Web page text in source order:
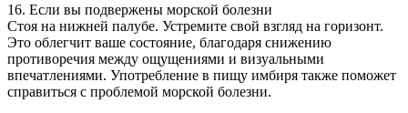
16. Если вы подвержены морской болезни
Стоя на нижней палубе. Устремите свой взгляд на горизонт.
Это облегчит ваше состояние, благодаря снижению
противоречия между ощущениями и визуальными
впечатлениями. Употребление в пищу имбиря также поможет
справиться с проблемой морской болезни.